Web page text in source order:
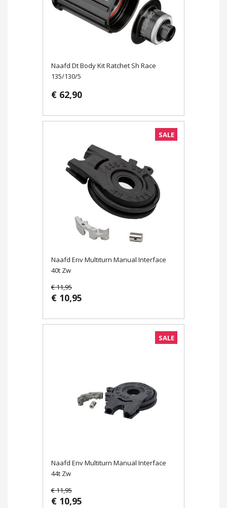
Naafd Dt Body Kit Ratchet Sh Race
135/130/5
€ 62,90
SALE
Naafd Env Multiturn Manual Interface
40t Zw
€ 11,95
€ 10,95
SALE
Naafd Env Multiturn Manual Interface
44t Zw
€ 11,95
€ 10,95